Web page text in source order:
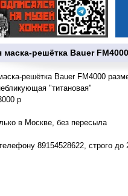
маска-решётка Bauer
решётка Bauer FM4000
"титановая"
р
в Москве, без пересыла
89154528622, строго до